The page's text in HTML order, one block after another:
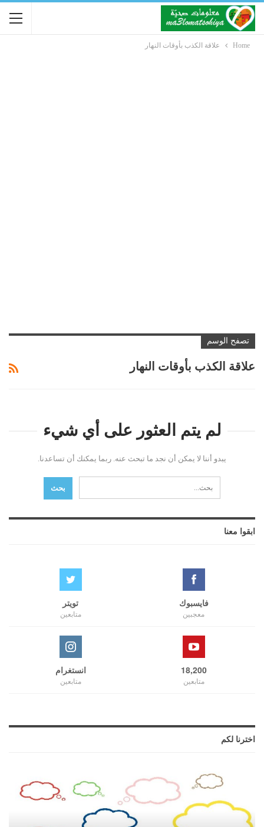
Home علاقة الكذب بأوقات النهار
تصفح الوسم
علاقة الكذب بأوقات النهار
لم يتم العثور على أي شيء
يبدو أننا لا يمكن أن نجد ما تبحث عنه. ربما يمكنك أن تساعدنا.
ابقوا معنا
فايسبوك
معجبين
تويتر
متابعين
18,200
متابعين
انستغرام
متابعين
اخترنا لكم